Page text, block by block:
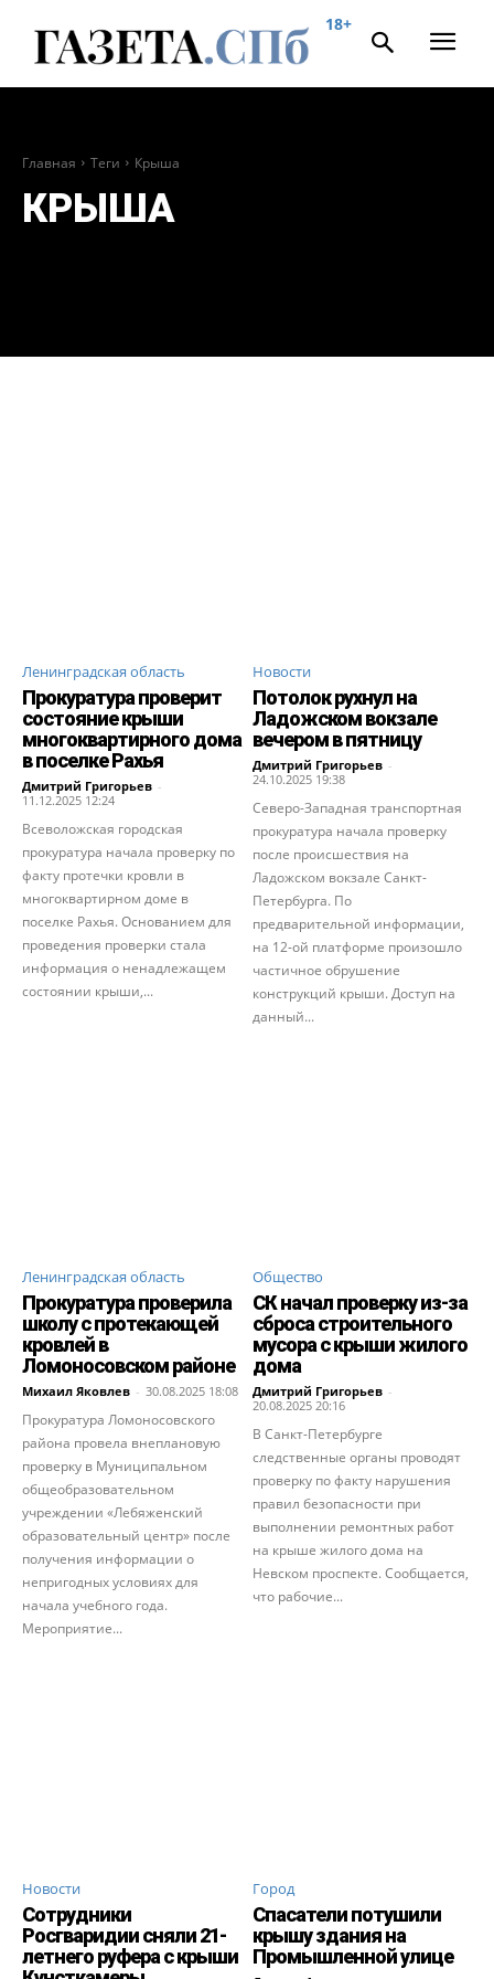
18+
Главная Теги Крыша
КРЫША
Ленинградская область
Прокуратура проверит
состояние крыши
многоквартирного дома
в поселке Рахья
Дмитрий Григорьев -
11.12.2025 12:24
Всеволожская городская
прокуратура начала проверку по
факту протечки кровли в
многоквартирном доме в
поселке Рахья. Основанием для
проведения проверки стала
информация о ненадлежащем
состоянии крыши,...
Новости
Потолок рухнул на
Ладожском вокзале
вечером в пятницу
Дмитрий Григорьев -
24.10.2025 19:38
Северо-Западная транспортная
прокуратура начала проверку
после происшествия на
Ладожском вокзале Санкт-
Петербурга. По
предварительной информации,
на 12-ой платформе произошло
частичное обрушение
конструкций крыши. Доступ на
данный...
Ленинградская область
Прокуратура проверила
школу с протекающей
кровлей в
Ломоносовском районе
Михаил Яковлев - 30.08.2025 18:08
Прокуратура Ломоносовского
района провела внеплановую
проверку в Муниципальном
общеобразовательном
учреждении «Лебяженский
образовательный центр» после
получения информации о
непригодных условиях для
начала учебного года.
Мероприятие...
Общество
СК начал проверку из-за
сброса строительного
мусора с крыши жилого
дома
Дмитрий Григорьев -
20.08.2025 20:16
В Санкт-Петербурге
следственные органы проводят
проверку по факту нарушения
правил безопасности при
выполнении ремонтных работ
на крыше жилого дома на
Невском проспекте. Сообщается,
что рабочие...
Новости
Сотрудники
Росгваридии сняли 21-
летнего руфера с крыши
Город
Спасатели потушили
крышу здания на
Промышленной улице